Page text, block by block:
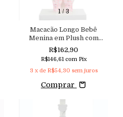
1/ 3
Macacão Longo Bebê
Menina em Plush com
Estampa Exclusiva e
Abertura Lateral e Gola
Bordada Aconchego
R$162,90
R$146,61 com Pix
3 x de R$54,30 sem juros
Comprar